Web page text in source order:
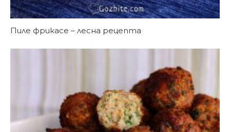
Пиле фрикасе – лесна рецепта